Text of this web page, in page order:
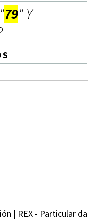
79" Y
| REX - Particular